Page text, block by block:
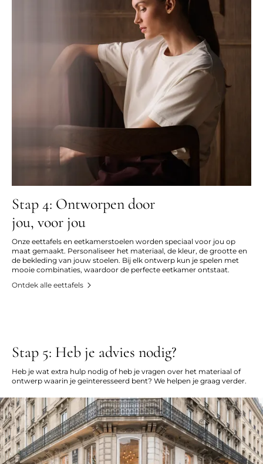
Stap 4: Ontworpen door
jou, voor jou
Onze eettafels en eetkamerstoelen worden speciaal voor jou op
maat gemaakt. Personaliseer het materiaal, de kleur, de grootte en
de bekleding van jouw stoelen. Bij elk ontwerp kun je spelen met
mooie combinaties, waardoor de perfecte eetkamer ontstaat.
Ontdek alle eettafels
Stap 5: Heb je advies nodig?
Heb je wat extra hulp nodig of heb je vragen over het materiaal of
ontwerp waarin je geïnteresseerd bent? We helpen je graag verder.